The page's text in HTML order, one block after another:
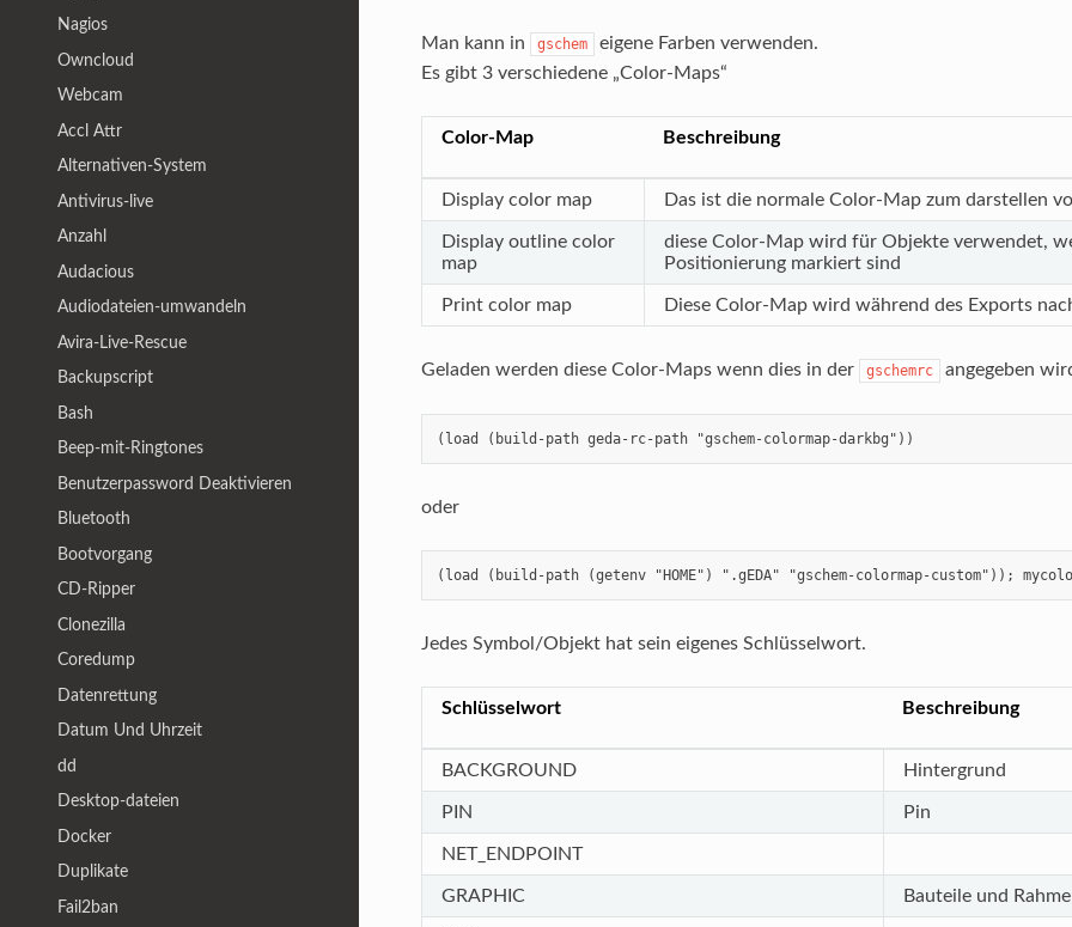
Man kann in gschem
eigene Farben verwenden.
Es gibt 3 verschiedene „Color-Maps“
Color-Map Beschreibung
Display color map Das ist die normale Color-Map zum darstellen
Display outline color
map
diese Color-Map wird für Objekte verwendet,
Positionierung markiert sind
Print color map Diese Color-Map wird während des Exports
Geladen werden diese Color-Maps wenn dies in der gschemrc angegeben
(load (build-path geda-rc-path "gschem-colormap-darkbg"))
oder
(load (build-path (getenv "HOME") ".gEDA" "gschem-colormap-custom"));
Jedes Symbol/Objekt hat sein eigenes Schlüsselwort.
Schlüsselwort Beschreibung
BACKGROUND Hintergrund
PIN Pin
NET_ENDPOINT
GRAPHIC Bauteile und
Nagios
Owncloud
Webcam
Accl Attr
Alternativen-System
Antivirus-live
Anzahl
Audacious
Audiodateien-umwandeln
Avira-Live-Rescue
Backupscript
Bash
Beep-mit-Ringtones
Benutzerpassword Deaktivieren
Bluetooth
Bootvorgang
CD-Ripper
Clonezilla
Coredump
Datenrettung
Datum Und Uhrzeit
dd
Desktop-dateien
Docker
Duplikate
Fail2ban